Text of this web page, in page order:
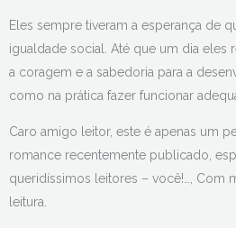
Eles sempre tiveram a esperança de
igualdade social. Até que um dia eles
a coragem e a sabedoria para a
como na prática fazer funcionar
Caro amigo leitor, este é apenas um
romance recentemente publicado,
queridíssimos leitores – você!…, Com
leitura.